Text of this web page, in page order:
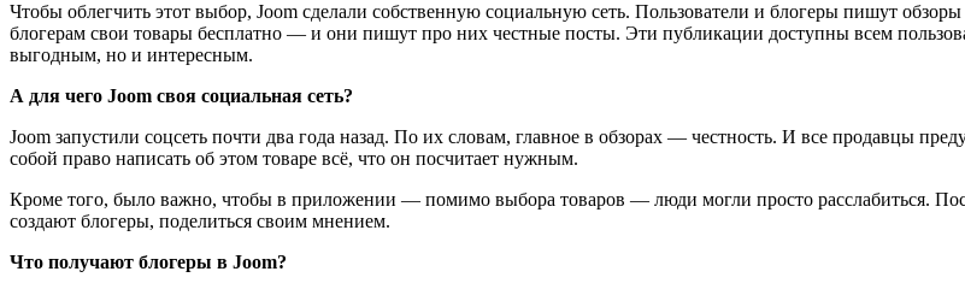
Чтобы облегчить этот выбор, Joom сделали собственную социальную сеть. Пользователи и блогеры пишут
блогерам свои товары бесплатно — и они пишут про них честные посты. Эти публикации доступны всем
выгодным, но и интересным.
А для чего Joom своя социальная сеть?
Joom запустили соцсеть почти два года назад. По их словам, главное в обзорах — честность. И все продавцы
собой право написать об этом товаре всё, что он посчитает нужным.
Кроме того, было важно, чтобы в приложении — помимо выбора товаров — люди могли просто расслабиться.
создают блогеры, поделиться своим мнением.
Что получают блогеры в Joom?